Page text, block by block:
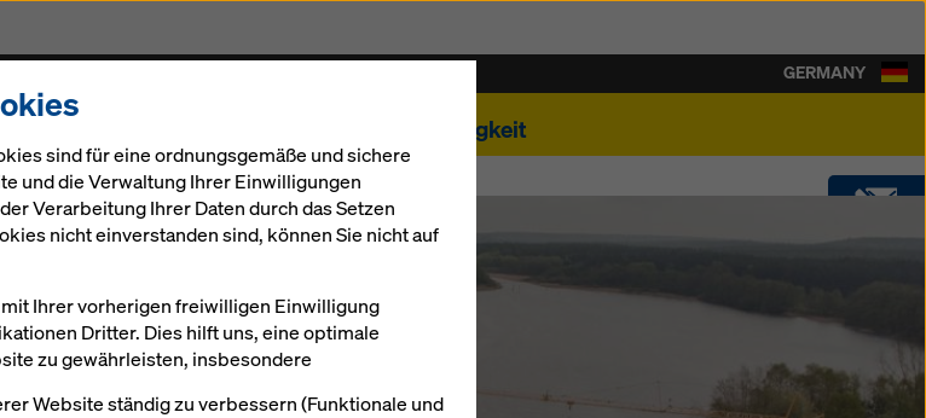
Nachhaltigkeit
DOWNLOADS
GERMANY
sind für eine ordnungsgemäße und sichere
und die Verwaltung Ihrer Einwilligungen
Verarbeitung Ihrer Daten durch das Setzen
nicht einverstanden sind, können Sie nicht auf
Ihrer vorherigen freiwilligen Einwilligung
Dritter. Dies hilft uns, eine optimale
zu gewährleisten, insbesondere
Website ständig zu verbessern (Funktionale und